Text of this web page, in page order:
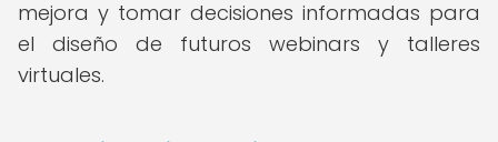
mejora y tomar decisiones informadas para
el diseño de futuros webinars y talleres
virtuales.